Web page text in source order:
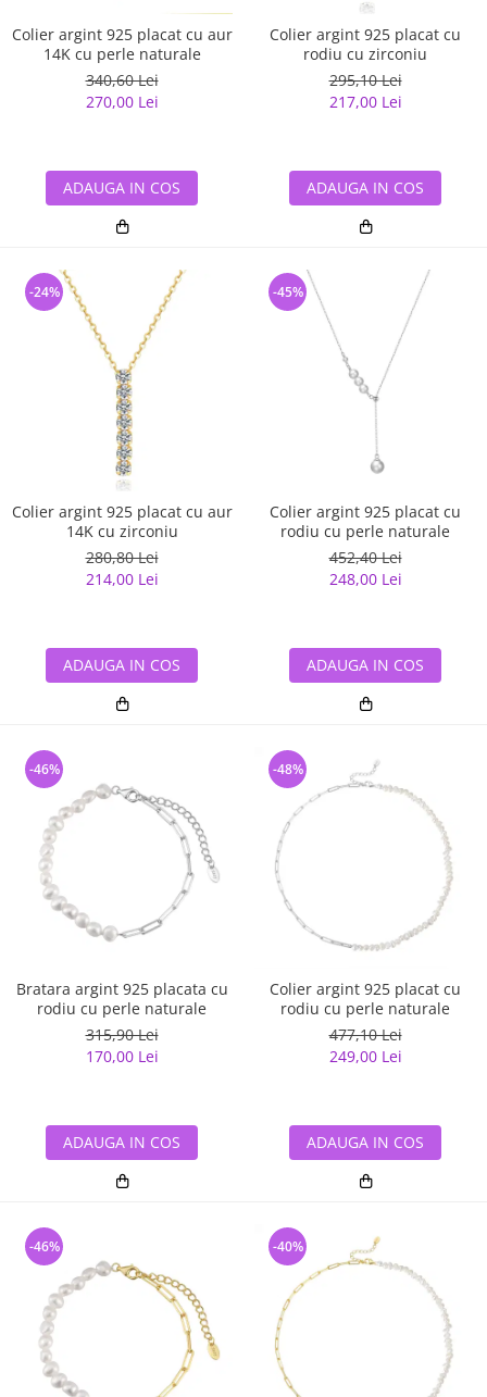
Colier argint 925 placat cu aur
14K cu perle naturale
340,60 Lei
270,00 Lei
ADAUGA IN COS
Colier argint 925 placat cu
rodiu cu zirconiu
295,10 Lei
217,00 Lei
ADAUGA IN COS
Colier argint 925 placat cu aur
14K cu zirconiu
280,80 Lei
214,00 Lei
-24%
ADAUGA IN COS
Colier argint 925 placat cu
rodiu cu perle naturale
452,40 Lei
248,00 Lei
-45%
ADAUGA IN COS
Bratara argint 925 placata cu
rodiu cu perle naturale
315,90 Lei
170,00 Lei
-46%
ADAUGA IN COS
Colier argint 925 placat cu
rodiu cu perle naturale
477,10 Lei
249,00 Lei
-48%
ADAUGA IN COS
-46% -40%